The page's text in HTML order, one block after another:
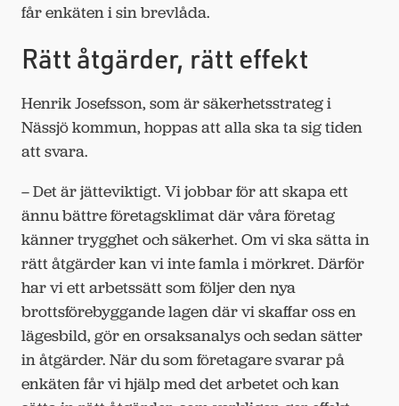
får enkäten i sin brevlåda.
Rätt åtgärder, rätt effekt
Henrik Josefsson, som är säkerhetsstrateg i
Nässjö kommun, hoppas att alla ska ta sig tiden
att svara.
– Det är jätteviktigt. Vi jobbar för att skapa ett
ännu bättre företagsklimat där våra företag
känner trygghet och säkerhet. Om vi ska sätta in
rätt åtgärder kan vi inte famla i mörkret. Därför
har vi ett arbetssätt som följer den nya
brottsförebyggande lagen där vi skaffar oss en
lägesbild, gör en orsaksanalys och sedan sätter
in åtgärder. När du som företagare svarar på
enkäten får vi hjälp med det arbetet och kan